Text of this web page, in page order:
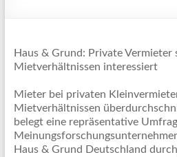
Haus & Grund: Private Vermieter
Mietverhältnissen interessiert
Mieter bei privaten
Mietverhältnissen
belegt eine repräsentative
Haus & Grund Deutschland